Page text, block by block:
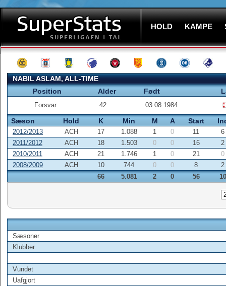
HOLD KAMPE
NABIL ASLAM, ALL-TIME
Position
Alder Født
Forsvar 42 03.08.1984
Sæson Hold K Min M A Start
2012/2013 ACH 17 1.088 1 0 11
6
2011/2012
ACH 18 1.503 0 0 16
2
2010/2011
ACH 21 1.746 1 0 21
0
2008/2009
ACH 10 744 0 0 8
2
66
5.081 2 0 56 10
Sæsoner
Klubber
Vundet
Uafgjort